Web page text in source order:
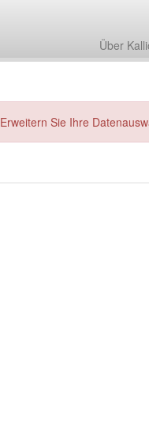
Über
Erweitern Sie Ihre